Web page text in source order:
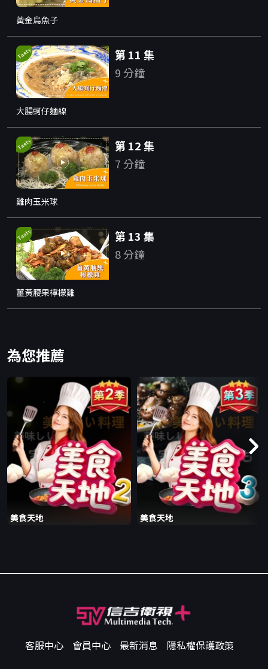
黃金烏魚子
第 11 集
9 分鐘
大腸蚵仔麵線
第 12 集
7 分鐘
雞肉玉米球
第 13 集
8 分鐘
薑黃腰果檸檬雞
為您推薦
美食天地 美食天地
客服中心 會員中心 最新消息 隱私權保護政策